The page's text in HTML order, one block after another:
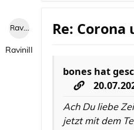
RaviniII
RaviniII
Re:
bones hat
Ach Du liebe
jetzt mit dem